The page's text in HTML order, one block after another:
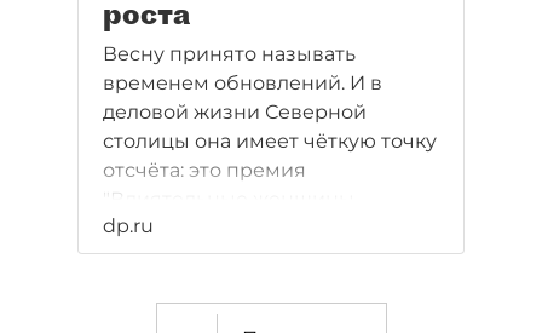
роста
Весну принято называть
временем обновлений. И в
деловой жизни Северной
столицы она имеет чёткую точку
отсчёта: это премия
"Влиятельные женщины
Петербурга". И именно о важных
трансформациях в бизнес-
журналистам. Однако пример
dp.ru